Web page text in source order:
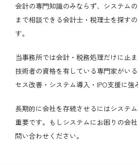
会計の専門知識のみならず、システム
まで相談できる会計士・税理士を探す
す。
当事務所では会計・税務処理だけに止
技術者の資格を有している専門家がい
セス改善・システム導入・IPO支援に強
長期的に会社を存続させるにはシステ
重要です。もしシステムにお困りの会
問い合わせください。